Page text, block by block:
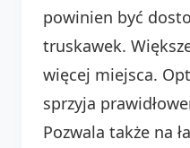
powinien być
truskawek.
więcej miejsca.
sprzyja
Pozwala także na